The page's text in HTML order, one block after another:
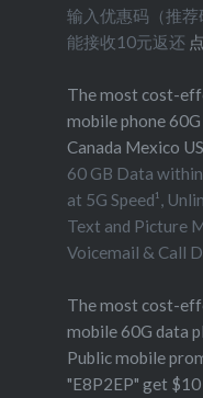
输入优惠码（推荐
能接收10元返还
The most cost-
mobile phone
Canada Mexico
60 GB Data
at 5G Speed¹,
Text and Picture
Voicemail & Call
The most cost-
mobile 60G data
Public mobile
"E8P2EP" get